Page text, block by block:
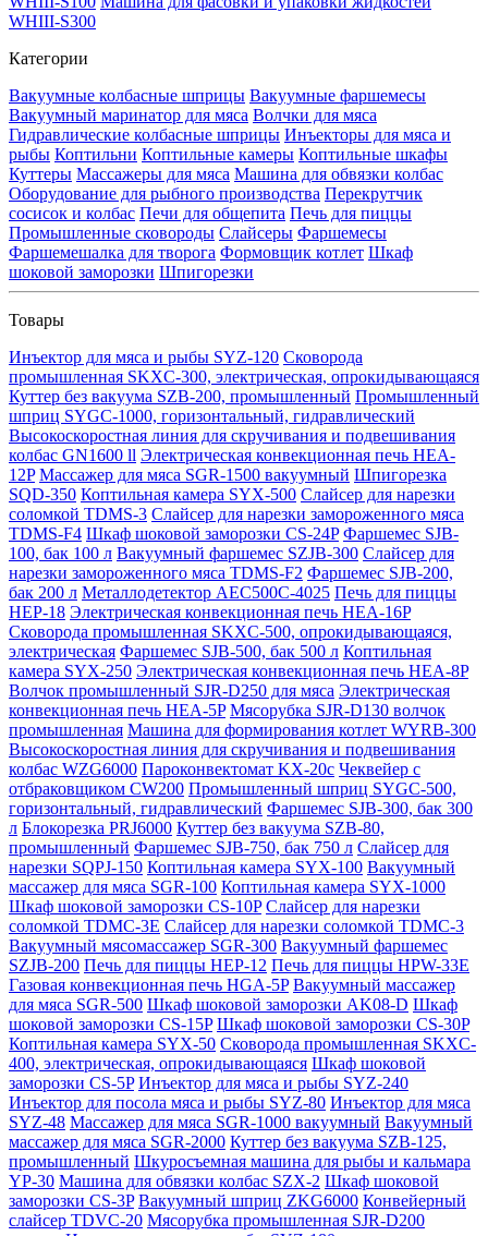
WHIII-S300
Категории
Вакуумные колбасные шприцы Вакуумные фаршемесы
Вакуумный маринатор для мяса Волчки для мяса
Гидравлические колбасные шприцы Инъекторы для мяса и
рыбы Коптильни Коптильные камеры Коптильные шкафы
Куттеры Массажеры для мяса Машина для обвязки колбас
Оборудование для рыбного производства Перекрутчик
сосисок и колбас Печи для общепита Печь для пиццы
Промышленные сковороды Слайсеры Фаршемесы
Фаршемешалка для творога Формовщик котлет Шкаф
шоковой заморозки Шпигорезки
Товары
Инъектор для мяса и рыбы SYZ-120 Сковорода
промышленная SKXC-300, электрическая, опрокидывающаяся
Куттер без вакуума SZB-200, промышленный Промышленный
шприц SYGC-1000, горизонтальный, гидравлический
Высокоскоростная линия для скручивания и подвешивания
колбас GN1600 ll Электрическая конвекционная печь HEA-
12P Массажер для мяса SGR-1500 вакуумный Шпигорезка
SQD-350 Коптильная камера SYX-500 Слайсер для нарезки
соломкой TDMS-3 Слайсер для нарезки замороженного мяса
TDMS-F4 Шкаф шоковой заморозки CS-24P Фаршемес SJB-
100, бак 100 л Вакуумный фаршемес SZJB-300 Слайсер для
нарезки замороженного мяса TDMS-F2 Фаршемес SJB-200,
бак 200 л Металлодетектор AEC500C-4025 Печь для пиццы
HEP-18 Электрическая конвекционная печь HEA-16P
Сковорода промышленная SKXC-500, опрокидывающаяся,
электрическая Фаршемес SJB-500, бак 500 л Коптильная
камера SYX-250 Электрическая конвекционная печь HEA-8P
Волчок промышленный SJR-D250 для мяса Электрическая
конвекционная печь HEA-5P Мясорубка SJR-D130 волчок
промышленная Машина для формирования котлет WYRB-300
Высокоскоростная линия для скручивания и подвешивания
колбас WZG6000 Пароконвектомат KX-20c Чеквейер с
отбраковщиком CW200 Промышленный шприц SYGC-500,
горизонтальный, гидравлический Фаршемес SJB-300, бак 300
л Блокорезка PRJ6000 Куттер без вакуума SZB-80,
промышленный Фаршемес SJB-750, бак 750 л Слайсер для
нарезки SQPJ-150 Коптильная камера SYX-100 Вакуумный
массажер для мяса SGR-100 Коптильная камера SYX-1000
Шкаф шоковой заморозки CS-10P Слайсер для нарезки
соломкой TDMC-3E Слайсер для нарезки соломкой TDMC-3
Вакуумный мясомассажер SGR-300 Вакуумный фаршемес
SZJB-200 Печь для пиццы HEP-12 Печь для пиццы HPW-33E
Газовая конвекционная печь HGA-5P Вакуумный массажер
для мяса SGR-500 Шкаф шоковой заморозки AK08-D Шкаф
шоковой заморозки CS-15P Шкаф шоковой заморозки CS-30P
Коптильная камера SYX-50 Сковорода промышленная SKXC-
400, электрическая, опрокидывающаяся Шкаф шоковой
заморозки CS-5P Инъектор для мяса и рыбы SYZ-240
Инъектор для посола мяса и рыбы SYZ-80 Инъектор для мяса
SYZ-48 Массажер для мяса SGR-1000 вакуумный Вакуумный
массажер для мяса SGR-2000 Куттер без вакуума SZB-125,
промышленный Шкуросъемная машина для рыбы и кальмара
YP-30 Машина для обвязки колбас SZX-2 Шкаф шоковой
заморозки CS-3P Вакуумный шприц ZKG6000 Конвейерный
слайсер TDVC-20 Мясорубка промышленная SJR-D200